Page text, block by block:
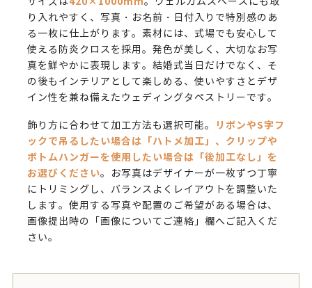
り入れやすく、写真・お名前・日付入りで特別感のあ
る一枚に仕上がります。素材には、式場でも安心して
使える防炎クロスを採用。発色が美しく、大切なお写
真を鮮やかに表現します。結婚式当日だけでなく、そ
の後もインテリアとして楽しめる、使いやすさとデザ
イン性を兼ね備えたウェディングタペストリーです。
飾り方に合わせて加工方法も選択可能。
リボンやS字フ
ックで吊るしたい場合は「ハトメ加工」、クリップや
ボトムハンガーを使用したい場合は「後加工なし」を
お選びください。お写真はデザイナーが一枚ずつ丁寧
にトリミングし、バランスよくレイアウトを調整いた
します。使用する写真や配置のご希望がある場合は、
画像提出時の「画像についてご連絡」欄へご記入くだ
さい。